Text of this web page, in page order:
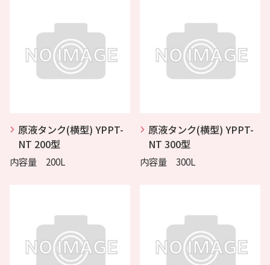
原液タンク(横型) YPPT-
NT 200型
内容量 200L
原液タンク(横型) YPPT-
NT 300型
内容量 300L